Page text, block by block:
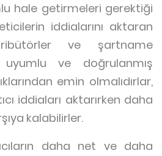
hale getirmeleri gerektiği
iddialarını aktaran
ve şartname
uyumlu ve doğrulanmış
emin olmalıdırlar,
iddiaları aktarırken daha
kalabilirler.
daha net ve daha